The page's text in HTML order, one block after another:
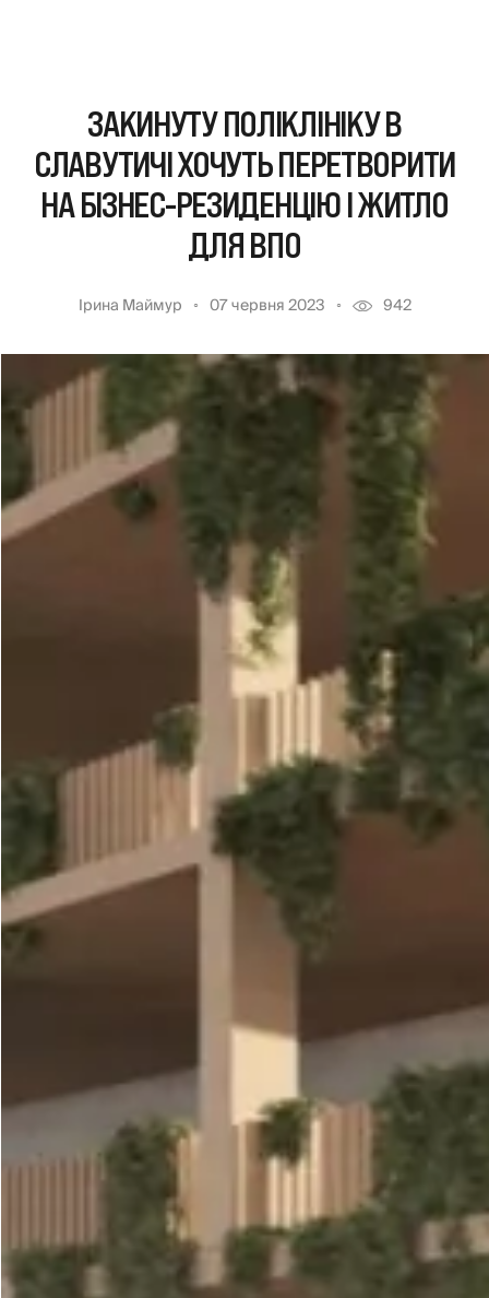
ЗАКИНУТУ ПОЛІКЛІНІКУ В
СЛАВУТИЧІ ХОЧУТЬ ПЕРЕТВОРИТИ
НА БІЗНЕС-РЕЗИДЕНЦІЮ І ЖИТЛО
ДЛЯ ВПО
Ірина Маймур 07 червня 2023 942